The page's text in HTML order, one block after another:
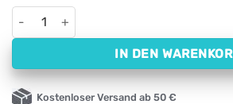
Probiotische Unterstützung für Kinder
IN DEN
Kostenloser Versand ab 50 €